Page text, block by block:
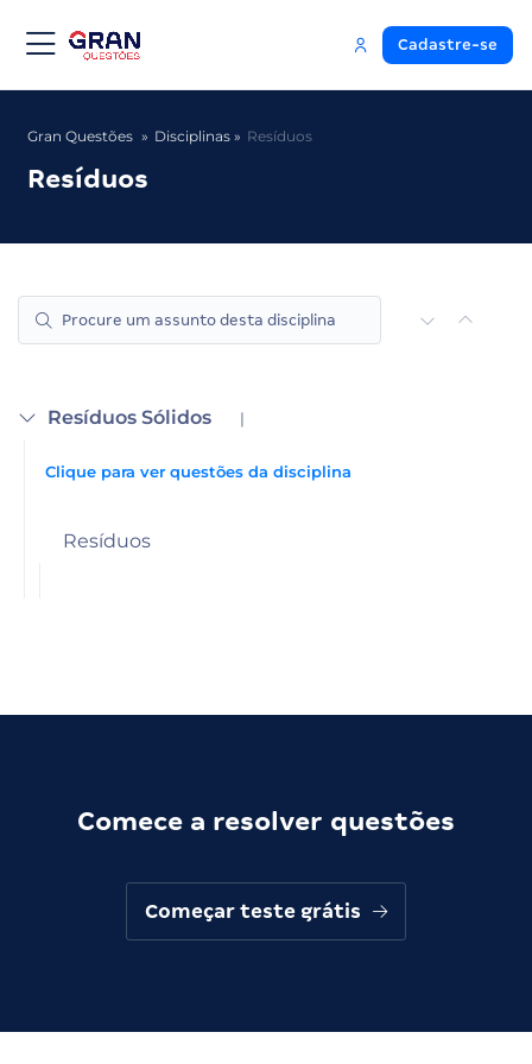
Cadastre-se
Gran Questões Disciplinas Resíduos
Resíduos
Resíduos Sólidos |
Clique para ver questões da disciplina
Resíduos
Comece a resolver questões
Começar teste grátis